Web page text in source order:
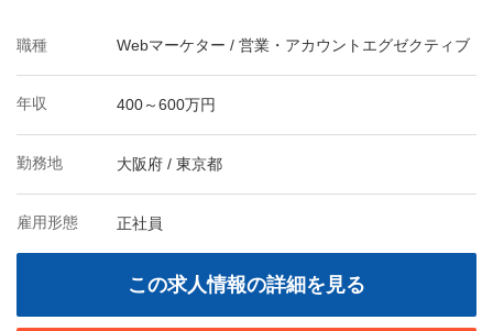
職種 Webマーケター / 営業・アカウントエグゼクティブ
年収 400～600万円
勤務地 大阪府 / 東京都
雇用形態 正社員
この求人情報の詳細を見る